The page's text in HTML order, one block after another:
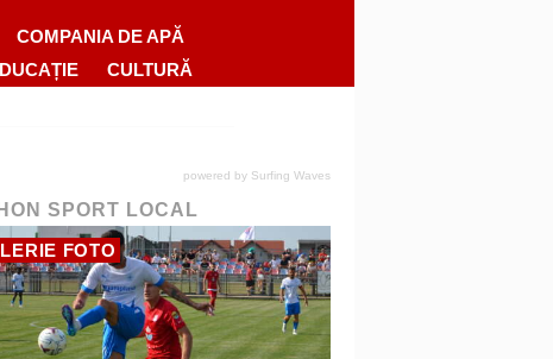
COMPANIA DE APĂ
CULTURĂ
powered by Surfing Waves
SPORT LOCAL
FOTO